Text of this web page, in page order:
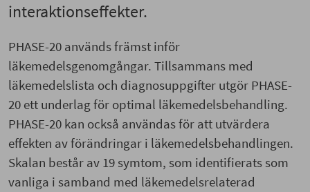
interaktionseffekter.
PHASE-20 används främst inför
läkemedelsgenomgångar. Tillsammans med
läkemedelslista och diagnosuppgifter utgör PHASE-
20 ett underlag för optimal läkemedelsbehandling.
PHASE-20 kan också användas för att utvärdera
effekten av förändringar i läkemedelsbehandlingen.
Skalan består av 19 symtom, som identifierats som
vanliga i samband med läkemedelsrelaterad